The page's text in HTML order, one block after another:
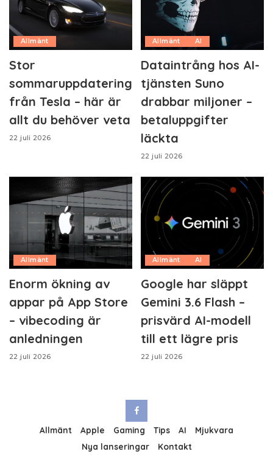
Allmänt
Stor
sommaruppdatering
från Tesla – här är
allt du behöver veta
22 juli 2026
Allmänt AI
Dataintrång hos AI-
tjänsten Suno
drabbar miljoner –
betaluppgifter
läckta
22 juli 2026
Allmänt
Enorm ökning av
appar på App Store
– vibecoding är
anledningen
22 juli 2026
Allmänt AI
Google har släppt
Gemini 3.6 Flash –
prisvärd AI-modell
till ett lägre pris
22 juli 2026
Allmänt Apple Gaming Tips AI
Mjukvara
Nya lanseringar
Kontakt